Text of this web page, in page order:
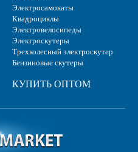
Электросамокаты
Квадроциклы
Электровелосипеды
Электроскутеры
Трехколесный электроскутер
Бензиновые скутеры
КУПИТЬ ОПТОМ